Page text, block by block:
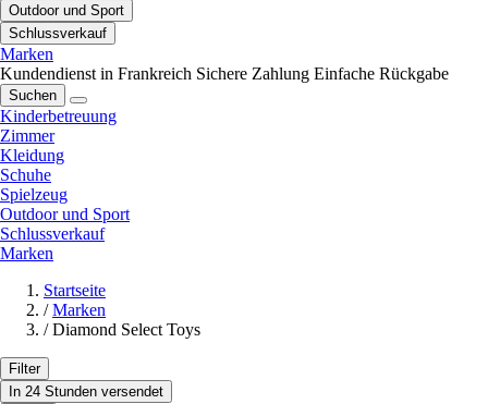
Outdoor und Sport
Schlussverkauf
Marken
Kundendienst in Frankreich Sichere Zahlung Einfache Rückgabe
Suchen
Kinderbetreuung
Zimmer
Kleidung
Schuhe
Spielzeug
Outdoor und Sport
Schlussverkauf
Marken
Startseite
/ Marken
/ Diamond Select Toys
Filter
In 24 Stunden versendet